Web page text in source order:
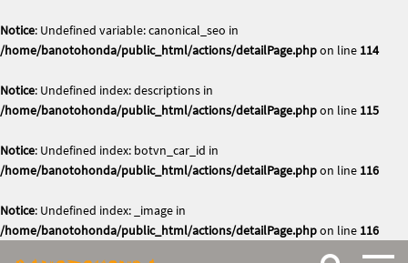
Notice: Undefined variable: canonical_seo in
/home/banotohonda/public_html/actions/detailPage.phpon line 114
Notice: Undefined index: descriptions in
/home/banotohonda/public_html/actions/detailPage.phpon line 115
Notice: Undefined index: botvn_car_id in
/home/banotohonda/public_html/actions/detailPage.phpon line 116
Notice: Undefined index: _image in
/home/banotohonda/public_html/actions/detailPage.phpon line 116